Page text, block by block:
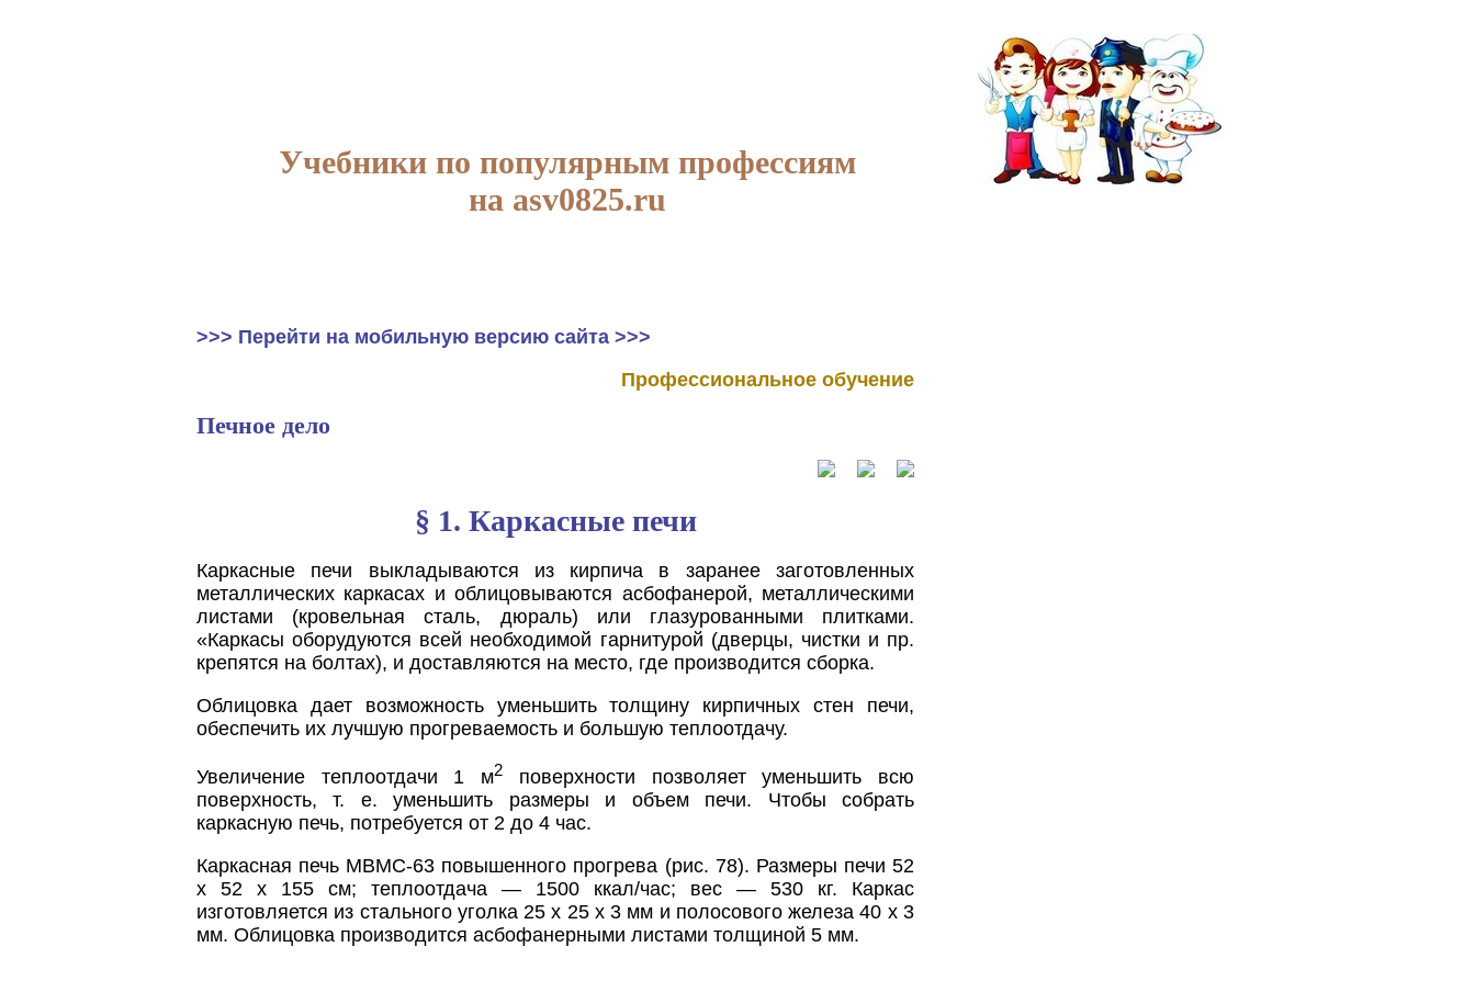
Учебники по популярным профессиям
на asv0825.ru
>>> Перейти на мобильную версию сайта >>>
Профессиональное обучение
Печное дело
§ 1. Каркасные печи
Каркасные печи выкладываются из кирпича в заранее заготовленных
металлических каркасах и облицовываются асбофанерой, металлическими
листами (кровельная сталь, дюраль) или глазурованными плитками.
«Каркасы оборудуются всей необходимой гарнитурой (дверцы, чистки и пр.
крепятся на болтах), и доставляются на место, где производится сборка.
Облицовка дает возможность уменьшить толщину кирпичных стен печи,
обеспечить их лучшую прогреваемость и большую теплоотдачу.
Увеличение теплоотдачи 1 м2 поверхности позволяет уменьшить всю
поверхность, т. е. уменьшить размеры и объем печи. Чтобы собрать
каркасную печь, потребуется от 2 до 4 час.
Каркасная печь МВМС-63 повышенного прогрева (рис. 78). Размеры печи 52
х 52 х 155 см; теплоотдача — 1500 ккал/час; вес — 530 кг. Каркас
изготовляется из стального уголка 25 х 25 х 3 мм и полосового железа 40 х 3
мм. Облицовка производится асбофанерными листами толщиной 5 мм.